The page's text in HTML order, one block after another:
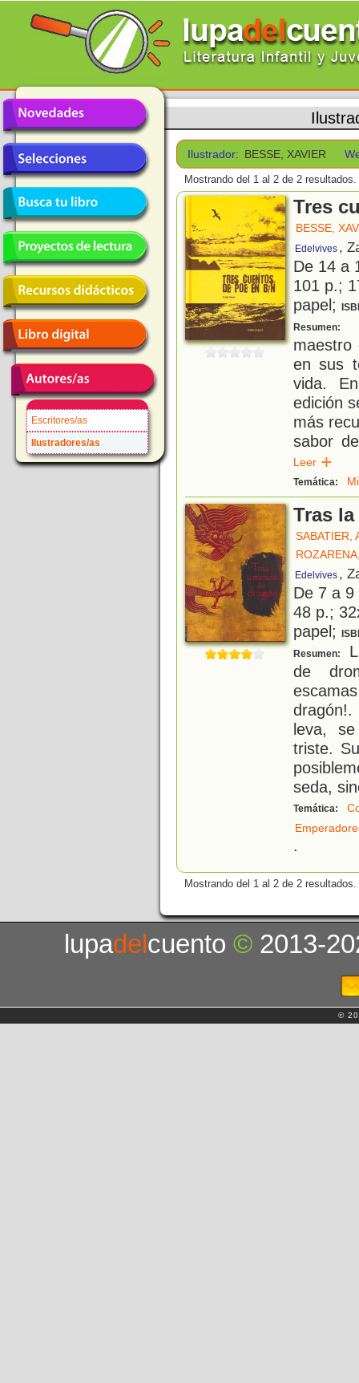
Escritores/as
Ilustradores/as
Ilustrador: BESSE, XAVIER
Mostrando del 1 al 2 de 2 resultados.
Tres
BESSE,
Edelvives ,
De 14 a
101 p.;
papel;
Resumen:
en sus
vida.
edición
más
sabor
Leer
Temática:
Tras
SABATIER,
Edelvives ,
De 7 a
48 p.;
papel;
Resumen:
de
leva,
triste.
seda,
Temática:
.
Mostrando del 1 al 2 de 2 resultados.
lupadelcuento© 2013-
©